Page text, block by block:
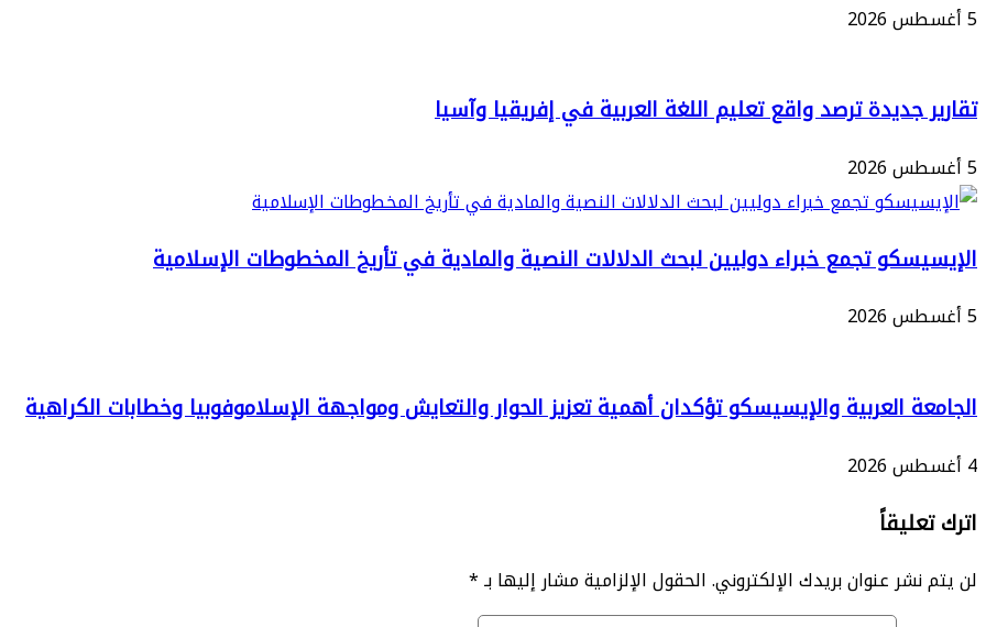
في
الوطني
من
أجل
وتحقيق
الوطنية
5 أغسطس 2026
تقارير جديدة ترصد واقع تعليم اللغة العربية في إفريقيا وآسيا
5 أغسطس 2026
الإيسيسكو تجمع خبراء دوليين لبحث الدلالات النصية والمادية في تأريخ المخطوطات الإسلامية
5 أغسطس 2026
الجامعة العربية والإيسيسكو تؤكدان أهمية تعزيز الحوار والتعايش ومواجهة الإسلاموفوبيا وخطابات الكراهية
4 أغسطس 2026
اترك تعليقاً
لن يتم نشر عنوان بريدك الإلكتروني.الحقول الإلزامية مشار إليها بـ*